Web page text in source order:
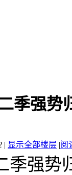
季强势
| 显示全部楼层 |阅
季强势